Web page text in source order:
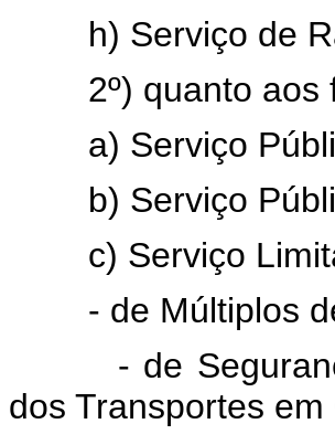
h) Serviço de
2º) quanto aos
a) Serviço
b) Serviço
c) Serviço
- de Múltiplos
- de Segurança,
dos Transportes em